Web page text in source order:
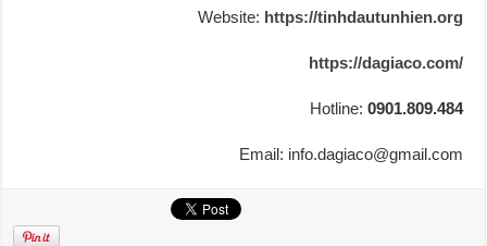
Website: https://tinhdautunhien.org
https://dagiaco.com/
Hotline: 0901.809.484
Email: info.dagiaco@gmail.com